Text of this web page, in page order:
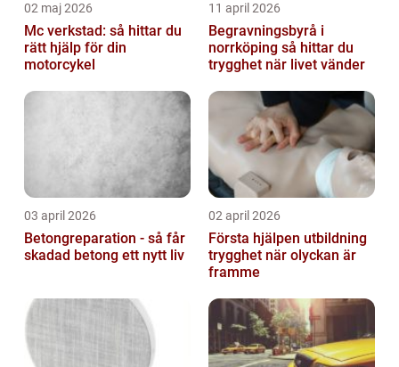
02 maj 2026
Mc verkstad: så hittar du
rätt hjälp för din
motorcykel
11 april 2026
Begravningsbyrå i
norrköping så hittar du
trygghet när livet vänder
03 april 2026
Betongreparation - så får
skadad betong ett nytt liv
02 april 2026
Första hjälpen utbildning
trygghet när olyckan är
framme